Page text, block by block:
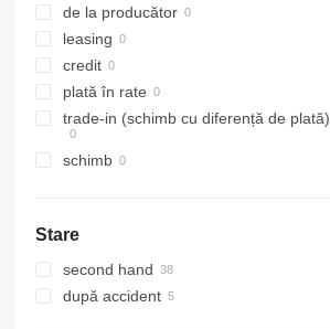
Brignais
Serrières-en-Chautagne
Eschau
Épernay
Arată tuturor
de la producător
leasing
credit
plată în rate
trade-in (schimb cu diferență de plată)
schimb
Stare
second hand
după accident